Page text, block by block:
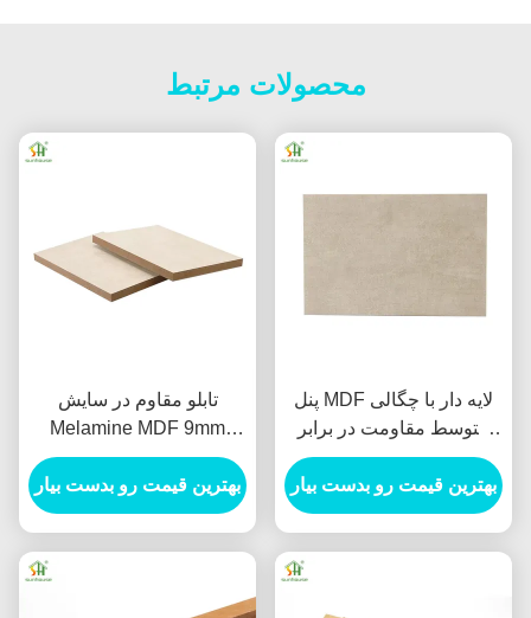
محصولات مرتبط
تابلو مقاوم در سایش
Melamine MDF 9mm
مقاوم در آب MDF
Fiberboard تراکم متوسط
بهترین قیمت رو بدست بیار
پنل MDF لایه دار با چگالی
متوسط مقاومت در برابر
موریانه
بهترین قیمت رو بدست بیار